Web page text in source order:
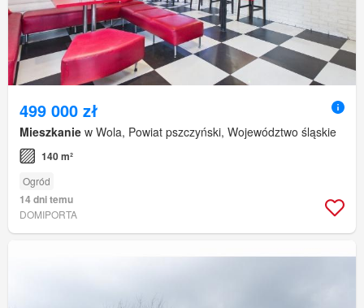
499 000 zł
Mieszkanie w Wola, Powiat pszczyński, Województwo śląskie
140 m²
Ogród
14 dni temu
DOMIPORTA